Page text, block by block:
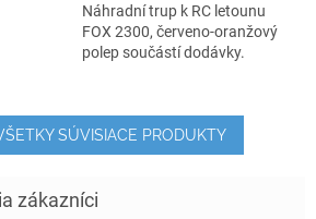
Náhradní trup k RC letounu
FOX 2300, červeno-oranžový
polep součástí dodávky.
SÚVISIACE PRODUKTY